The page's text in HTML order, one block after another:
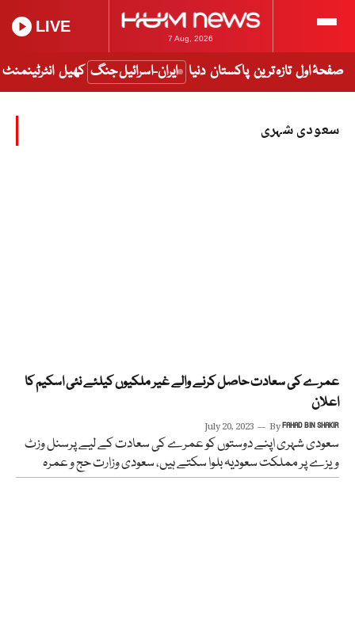
7 Aug, 2026
LIVE
صفحۂ اول تازہ ترین پاکستان دنیا ایران-اسرائیل جنگ کھیل انٹرٹینمنٹ
سعودی شہری
عمرے کی سعادت حاصل کرنے والے غیر ملکیوں کیلئے نئی اسکیم کا
اعلان
July 20, 2023 ByFAHAD BIN SHAKIR
سعودی شہری اپنے دوستوں کو عمرے کی سعادت کے لیے پرسنل وزٹ
ویزے پر مملکت سعودیہ بلوا سکتے ہیں، سعودی وزارت حج و عمرہ